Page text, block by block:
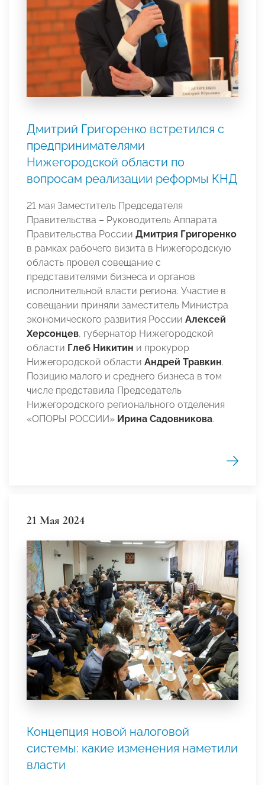
Дмитрий Григоренко встретился с
предпринимателями
Нижегородской области по
вопросам реализации реформы КНД
21 мая Заместитель Председателя
Правительства – Руководитель Аппарата
Правительства России Дмитрия Григоренко
в рамках рабочего визита в Нижегородскую
область провел совещание с
представителями бизнеса и органов
исполнительной власти региона. Участие в
совещании приняли заместитель Министра
экономического развития России Алексей
Херсонцев, губернатор Нижегородской
области Глеб Никитин и прокурор
Нижегородской области Андрей Травкин.
Позицию малого и среднего бизнеса в том
числе представила Председатель
Нижегородского регионального отделения
«ОПОРЫ РОССИИ» Ирина Садовникова.
21 Мая 2024
Концепция новой налоговой
системы: какие изменения наметили
власти